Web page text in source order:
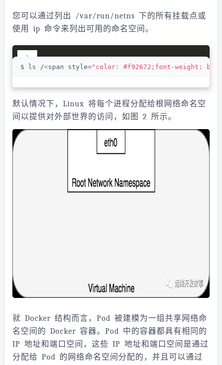
您可以通过列出 /var/run/netns 下的所有挂载点或
使用 ip 命令来列出可用的命名空间。
$ ls /<span style="color: #f92672;font-weight:
默认情况下，Linux 将每个进程分配给根网络命名空
间以提供对外部世界的访问，如图 2 所示。
就 Docker 结构而言，Pod 被建模为一组共享网络命
名空间的 Docker 容器。Pod 中的容器都具有相同的
IP 地址和端口空间，这些 IP 地址和端口空间是通过
分配给 Pod 的网络命名空间分配的，并且可以通过